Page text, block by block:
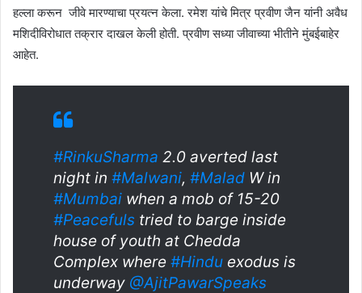
हल्ला करून जीवे मारण्याचा प्रयत्न केला. रमेश यांचे मित्र प्रवीण जैन यांनी अवैध
मशिदीविरोधात तक्रार दाखल केली होती. प्रवीण सध्या जीवाच्या भीतीने मुंबईबाहेर
आहेत.
#RinkuSharma 2.0 averted last
night in #Malwani, #Malad W in
#Mumbai when a mob of 15-20
#Peacefuls tried to barge inside
house of youth at Chedda
Complex where #Hindu exodus is
underway @AjitPawarSpeaks